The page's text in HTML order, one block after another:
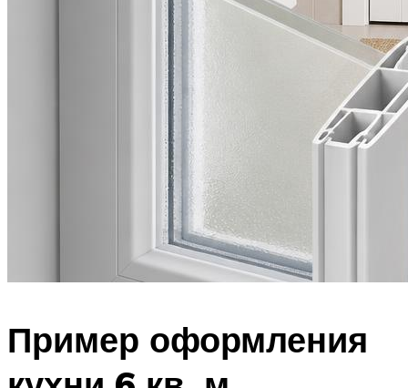
Пример оформления